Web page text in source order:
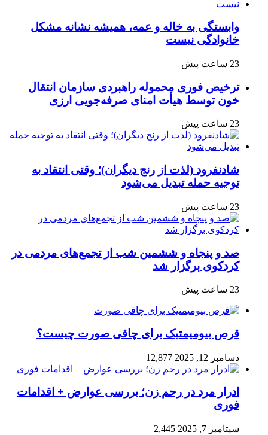
وابستگی به خاله و عمه، همیشه نشانه مشکل
خانوادگی نیست
23 ساعت پیش
ترخیص فوری محموله راهبردی سازمان انتقال
خون توسط هیأت امنای صرفه‌جویی ارزی
23 ساعت پیش
شادنفرود (لذت از رنج دیگران)؛ وقتی انتقاد به
توجیه حمله تبدیل می‌شود
23 ساعت پیش
صد و پنجاه‌ و ششمین شب از تجمع‌های مردمی در
کردکوی برگزار شد
23 ساعت پیش
قرص بیومیمتیک برای چاقی صورت چیست؟
دسامبر 12, 2025 12,877
ادرار مرد در رحم زن؛ بررسی عوارض + اقدامات
فوری
سپتامبر 7, 2025 2,445